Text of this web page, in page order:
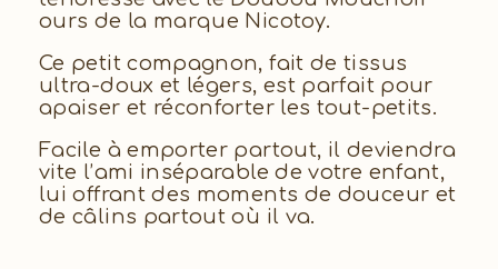
ours de la marque Nicotoy.
Ce petit compagnon, fait de tissus
ultra-doux et légers, est parfait pour
apaiser et réconforter les tout-petits.
Facile à emporter partout, il deviendra
vite l’ami inséparable de votre enfant,
lui offrant des moments de douceur et
de câlins partout où il va.